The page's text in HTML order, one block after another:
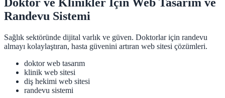
Randevu Sistemi
Sağlık sektöründe dijital varlık ve güven. Doktorlar için randevu
almayı kolaylaştıran, hasta güvenini artıran web sitesi çözümleri.
doktor web tasarım
klinik web sitesi
diş hekimi web sitesi
randevu sistemi